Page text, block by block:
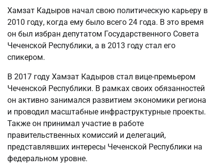
Хамзат Кадыров начал свою политическую карьеру в
2010 году, когда ему было всего 24 года. В это время
он был избран депутатом Государственного Совета
Чеченской Республики, а в 2013 году стал его
спикером.
В 2017 году Хамзат Кадыров стал вице-премьером
Чеченской Республики. В рамках своих обязанностей
он активно занимался развитием экономики региона
и проводил масштабные инфраструктурные проекты.
Также он принимал участие в работе
правительственных комиссий и делегаций,
представлявших интересы Чеченской Республики на
федеральном уровне.